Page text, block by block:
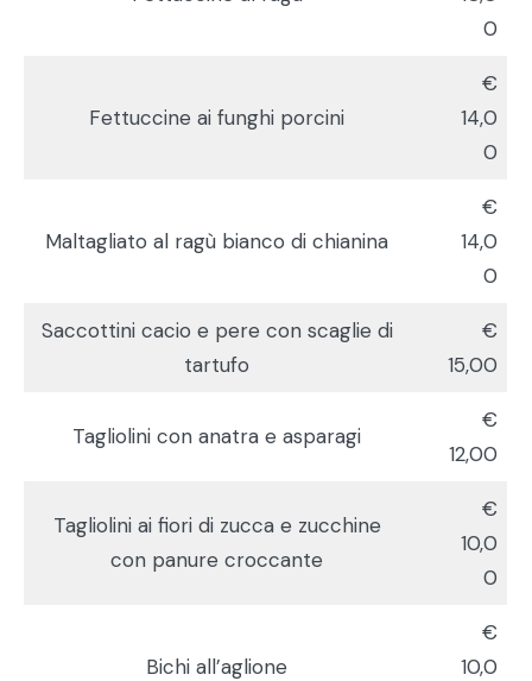
0
Fettuccine ai funghi porcini
€
14,0
0
Maltagliato al ragù bianco di chianina
€
14,0
0
Saccottini cacio e pere con scaglie di
tartufo
€
15,00
Tagliolini con anatra e asparagi
€
12,00
Tagliolini ai fiori di zucca e zucchine
con panure croccante
€
10,0
0
Bichi all’aglione
€
10,0